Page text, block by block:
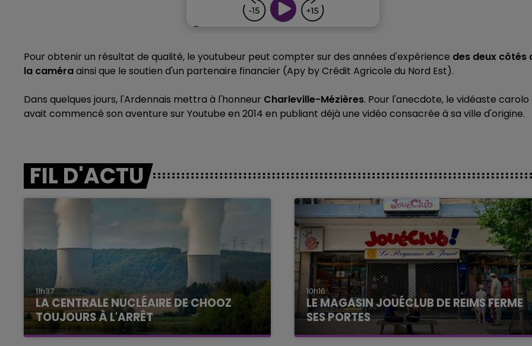
Pour obtenir un résultat de qualité, le youtubeur peut compter sur des années d'expérience des deux côtés
la caméraainsi que le soutien d'un partenaire financier (Apy by Crédit Agricole du Nord Est).
Dans quelques jours, l'Ardennais mettra à l'honneur Charleville-Mézières. Pour l'anecdote, le vidéaste carolo
avait commencé son aventure sur Youtube en 2014 en publiant déjà une vidéo consacrée à sa ville d'origine.
FIL D'ACTU
11h37
LA CENTRALE NUCLÉAIRE DE CHOOZ
TOUJOURS À L'ARRÊT
Cela fait déjà une semaine que la centrale
10h16
LE MAGASIN JOUÉCLUB DE REIMS FERME
SES PORTES
C'était l'une des institutions du centre-ville